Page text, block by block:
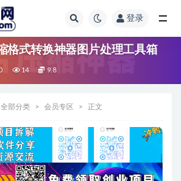
登录
格式转换神器图片处理工具箱
14 9.8
全部分类 会员专区 正文